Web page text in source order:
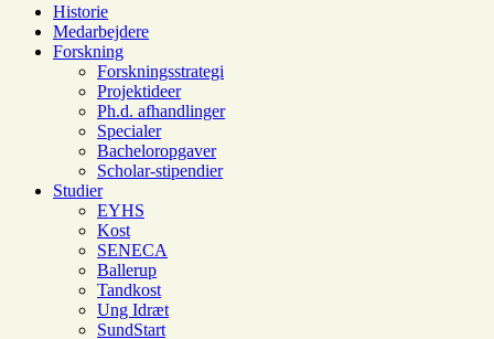
Historie
Medarbejdere
Forskning
Forskningsstrategi
Projektideer
Ph.d. afhandlinger
Specialer
Bacheloropgaver
Scholar-stipendier
Studier
EYHS
Kost
SENECA
Ballerup
Tandkost
Ung Idræt
SundStart